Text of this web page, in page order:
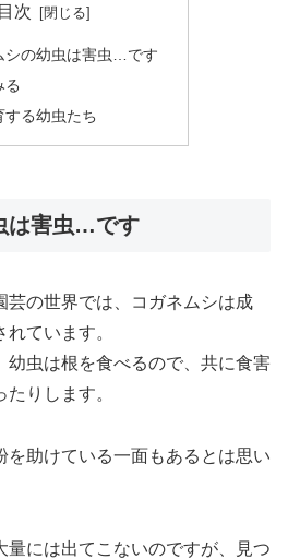
目次
シの幼虫は害虫…です
る
する幼虫たち
は害虫…です
芸の世界では、コガネムシは成
ています。
幼虫は根を食べるので、共に食害
りします。
を助けている一面もあるとは思い
量には出てこないのですが、見つ